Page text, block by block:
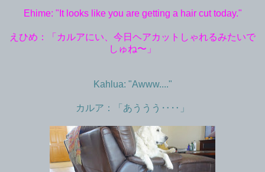
Ehime: "It looks like you are getting a hair cut today."
えひめ：「カルアにい、今日ヘアカットしゃれるみたいで
しゅね〜」
Kahlua: "Awww...."
カルア：「あううう‥‥」